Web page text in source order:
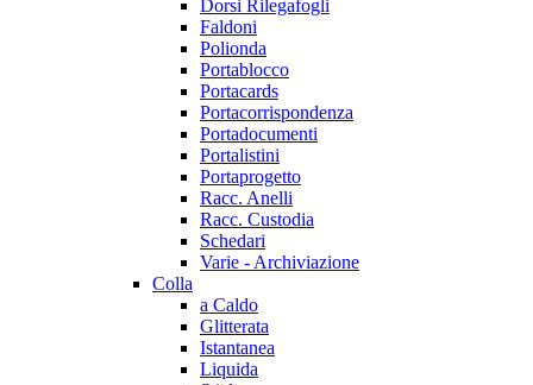
Dorsi Rilegafogli
Faldoni
Polionda
Portablocco
Portacards
Portacorrispondenza
Portadocumenti
Portalistini
Portaprogetto
Racc. Anelli
Racc. Custodia
Schedari
Varie - Archiviazione
Colla
a Caldo
Glitterata
Istantanea
Liquida